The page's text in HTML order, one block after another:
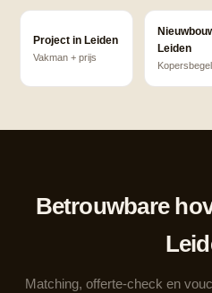
Project in Leiden
Vakman + prijs
Leiden
Betrouwbare
Matching, offerte-check en